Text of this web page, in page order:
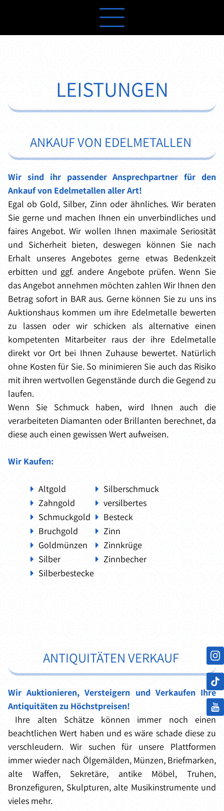
LEISTUNGEN
ANKAUF VON EDELMETALLEN
Wir sind ihr passender Ansprechpartner für den
Ankauf von Edelmetallen aller Art!
Egal ob Gold, Silber, Zinn oder ähnliches. Wir beraten
Sie gerne und machen Ihnen ein unverbindliches und
faires Angebot. Wir wollen Ihnen maximale Seriosität
und Sicherheit bieten, deswegen können Sie nach
Erhalt unseres Angebotes gerne etwas Bedenkzeit
erbitten und ggf. andere Angebote prüfen. Wenn Sie
das Angebot annehmen möchten zahlen Wir Ihnen den
Betrag sofort in BAR aus. Gerne können Sie zu uns ins
Auktionshaus kommen um ihre Edelmetalle bewerten
zu lassen oder wir schicken als alternative einen
kompetenten Mitarbeiter raus der ihre Edelmetalle
direkt vor Ort bei Ihnen Zuhause bewertet. Natürlich
ohne Kosten für Sie. So minimieren Sie auch das Risiko
mit ihren wertvollen Gegenstände durch die Gegend zu
laufen.
Wenn Sie Schmuck haben, wird Ihnen auch die
verarbeiteten Diamanten oder Brillanten berechnet, da
diese auch einen gewissen Wert aufweisen.
Wir Kaufen:
Altgold
Zahngold
Schmuckgold
Bruchgold
Goldmünzen
Silber
Silberbestecke
Silberschmuck
versilbertes
Besteck
Zinn
Zinnkrüge
Zinnbecher
ANTIQUITÄTEN VERKAUF
Wir Auktionieren, Versteigern und Verkaufen Ihre
Antiquitäten zu Höchstpreisen!
Ihre alten Schätze können immer noch einen
beachtlichen Wert haben und es wäre schade diese zu
verschleudern. Wir suchen für unsere Plattformen
immer wieder nach Ölgemälden, Münzen, Briefmarken,
alte Waffen, Sekretäre, antike Möbel, Truhen,
Bronzefiguren, Skulpturen, alte Musikinstrumente und
vieles mehr.